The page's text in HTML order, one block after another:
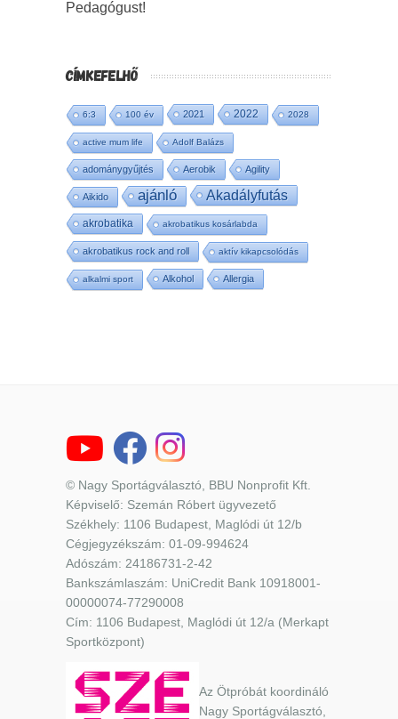
Pedagógust!
CÍMKEFELHŐ
6:3 100 év 2021 2022 2028
active mum life Adolf Balázs
adománygyűjtés Aerobik Agility
Aikido ajánló Akadályfutás
akrobatika akrobatikus kosárlabda
akrobatikus rock and roll aktív kikapcsolódás
alkalmi sport Alkohol Allergia
© Nagy Sportágválasztó, BBU Nonprofit Kft.
Képviselő: Szemán Róbert ügyvezető
Székhely: 1106 Budapest, Maglódi út 12/b
Cégjegyzékszám: 01-09-994624
Adószám: 24186731-2-42
Bankszámlaszám: UniCredit Bank 10918001-
00000074-77290008
Cím: 1106 Budapest, Maglódi út 12/a (Merkapt
Sportközpont)
Az Ötpróbát koordináló
Nagy Sportágválasztó,